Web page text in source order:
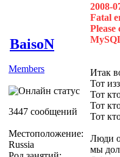
BaisoN
Members
3447 сообщений
Местоположение:
Russia
2008-
Fatal
Итак
Тот
Тот
Тот
Тот
Люди
мы